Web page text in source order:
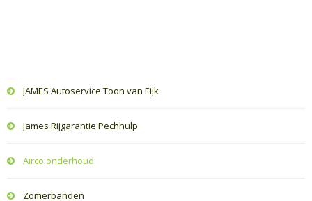
JAMES Autoservice Toon van Eijk
James Rijgarantie Pechhulp
Airco onderhoud
Zomerbanden